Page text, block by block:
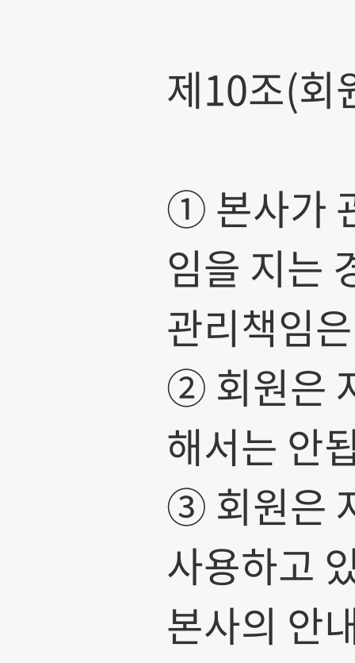
제10조(회
① 본사가
임을 지는
관리책임
② 회원은
해서는 안
③ 회원은
사용하고
본사의 안